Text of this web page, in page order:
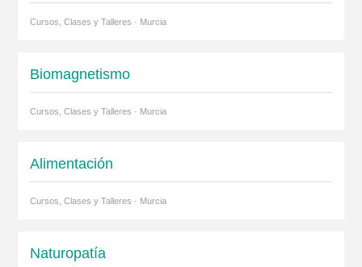
Cursos, Clases y Talleres · Murcia
Biomagnetismo
Cursos, Clases y Talleres · Murcia
Alimentación
Cursos, Clases y Talleres · Murcia
Naturopatía